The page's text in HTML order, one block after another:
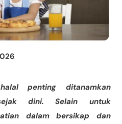
penting ditanamkan
dini. Selain untuk
dalam bersikap dan